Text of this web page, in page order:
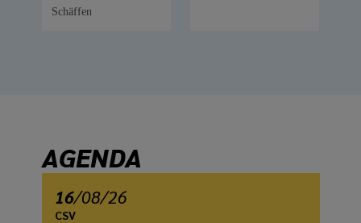
Schäffen
AGENDA
16/08/26
CSV